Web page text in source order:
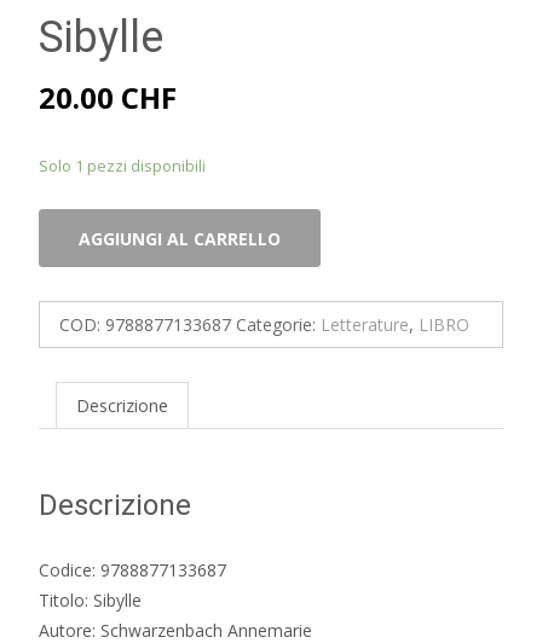
Sibylle
20.00 CHF
Solo 1 pezzi disponibili
quantità
AGGIUNGI AL CARRELLO
COD: 9788877133687 Categorie: Letterature, LIBRO
Descrizione
Descrizione
Codice: 9788877133687
Titolo: Sibylle
Autore: Schwarzenbach Annemarie